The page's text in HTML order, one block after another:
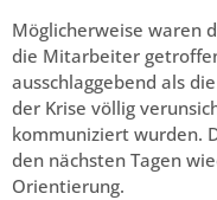
Möglicherweise waren
die Mitarbeiter
ausschlaggebend als
der Krise völlig
kommuniziert wurden.
den nächsten Tagen
Orientierung.